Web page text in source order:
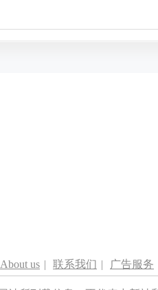
About us | 联系我们 | 广告服务